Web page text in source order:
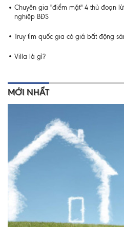
Chuyên gia "điểm mặt" 4 thủ đoạn
nghiệp BĐS
Truy tìm quốc gia có giá bất động
Villa là gì?
MỚI NHẤT